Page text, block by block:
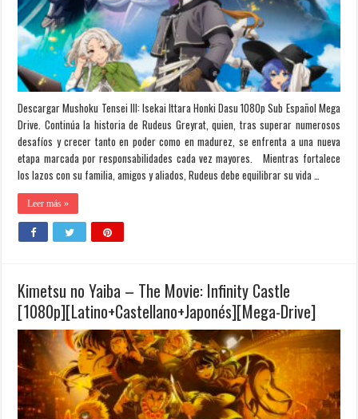
Descargar Mushoku Tensei III: Isekai Ittara Honki Dasu 1080p Sub Español Mega
Drive. Continúa la historia de Rudeus Greyrat, quien, tras superar numerosos
desafíos y crecer tanto en poder como en madurez, se enfrenta a una nueva
etapa marcada por responsabilidades cada vez mayores. Mientras fortalece
los lazos con su familia, amigos y aliados, Rudeus debe equilibrar su vida …
Leer más »
Kimetsu no Yaiba – The Movie: Infinity Castle
[1080p][Latino+Castellano+Japonés][Mega-Drive]